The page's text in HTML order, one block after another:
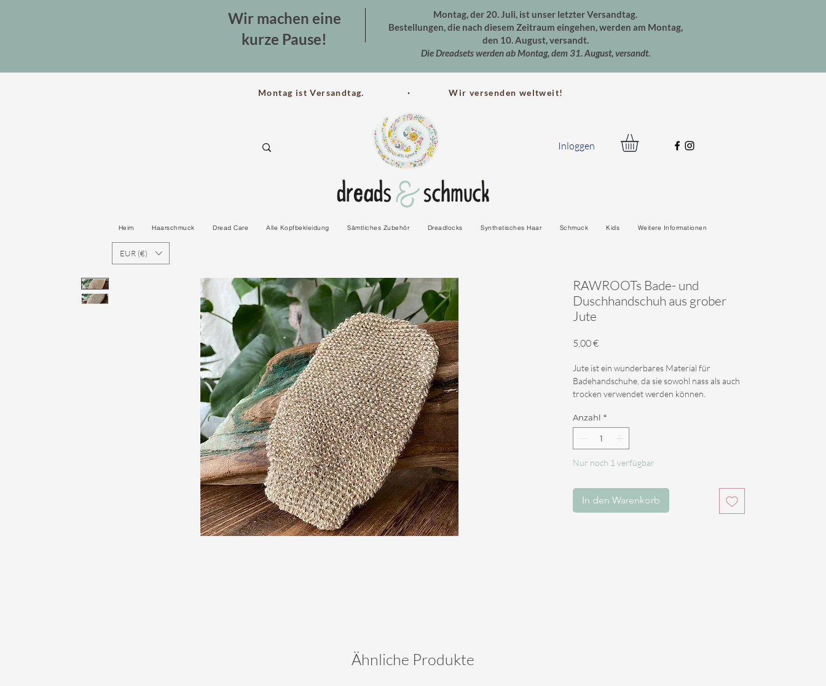
Wir machen eine
kurze Pause!
Montag, der 20. Juli, ist unser letzter Versandtag.
Bestellungen, die nach diesem Zeitraum eingehen, werden am Montag,
den 10. August, versandt.
Die Dreadsets werden ab Montag, dem 31. August, versandt.
Montag ist Versandtag. · Wir versenden weltweit!
Inloggen
Heim Haarschmuck Dread Care Alle Kopfbekleidung Sämtliches Zubehör Dreadlocks Synthetisches Haar Schmuck Kids Weitere Informationen
RAWROOTs Bade- und
Duschhandschuh aus grober
Jute
5,00 €Preis
Jute ist ein wunderbares Material für
Badehandschuhe, da sie sowohl nass als auch
trocken verwendet werden können.
ohne die Haut zu schädigen.
abgestorbene Hautzellen zu entfernen und
die Durchblutung anzuregen.
In diesem Zustand ist es weniger aggressiv zur
Haut, hinterlässt sie aber glatt und weich.
Anzahl *
Nur noch 1 verfügbar
In den Warenkorb
EUR (€)
Ähnliche Produkte